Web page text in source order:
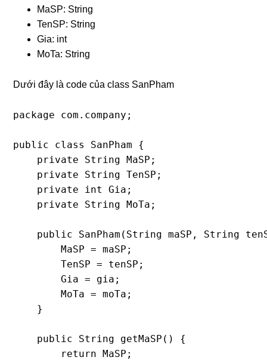
MaSP: String
TenSP: String
Gia: int
MoTa: String
Dưới đây là code của class SanPham
package com.company;
public class SanPham {
    private String MaSP;
    private String TenSP;
    private int Gia;
    private String MoTa;
public SanPham(String maSP, String
        MaSP = maSP;
        TenSP = tenSP;
        Gia = gia;
        MoTa = moTa;
    }
    public String getMaSP() {
        return MaSP;